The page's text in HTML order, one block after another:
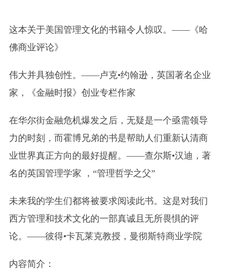
这本关于美国管理文化的书籍令人惊叹。 ——《哈
佛商业评论》
伟大并具独创性。 ——卢克•约翰逊，英国著名企业
家，《金融时报》创业专栏作家
在华尔街金融危机爆发之后，无疑是一个亟需领导
力的时刻，而霍博兄弟的书是帮助人们重新认清商
业世界真正方向的最好提醒。 ——查尔斯•汉迪，著
名的英国管理学家 ，“管理哲学之父”
未来我的学生们都将被要求阅读此书。这是对我们
西方管理和技术文化的一部真诚且无所畏惧的评
论。 ——彼得•卡瓦莱克教授，曼彻斯特商业学院
内容简介：